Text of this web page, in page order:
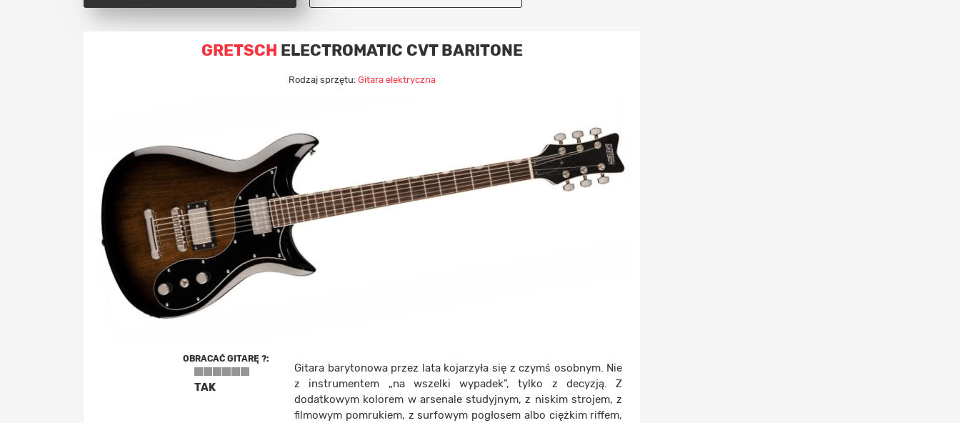
GRETSCH ELECTROMATIC CVT BARITONE
Rodzaj sprzętu: Gitara elektryczna
OBRACAĆ GITARĘ ?:
TAK
Gitara barytonowa przez lata kojarzyła się z czymś osobnym. Nie
z instrumentem „na wszelki wypadek”, tylko z decyzją. Z
dodatkowym kolorem w arsenale studyjnym, z niskim strojem, z
filmowym pomrukiem, z surfowym pogłosem albo ciężkim riffem,